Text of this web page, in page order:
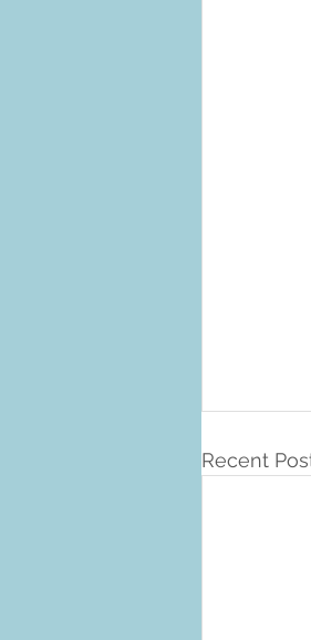
Recent